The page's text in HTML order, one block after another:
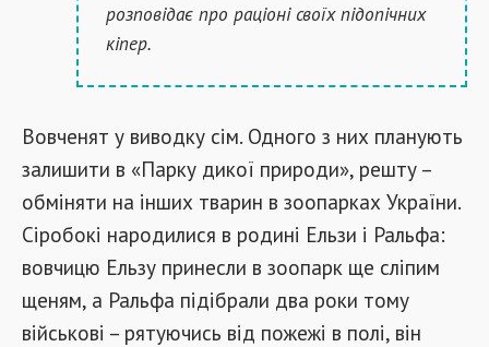
розповідає про раціоні своїх підопічних
кіпер.
Вовченят у виводку сім. Одного з них планують
залишити в «Парку дикої природи», решту –
обміняти на інших тварин в зоопарках України.
Сіробокі народилися в родині Ельзи і Ральфа:
вовчицю Ельзу принесли в зоопарк ще сліпим
щеням, а Ральфа підібрали два роки тому
військові – рятуючись від пожежі в полі, він